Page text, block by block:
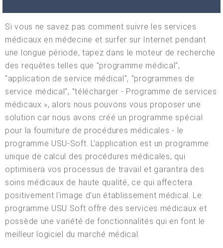
Si vous ne savez pas comment suivre les services
médicaux en médecine et surfer sur Internet pendant
une longue période, tapez dans le moteur de recherche
des requêtes telles que "programme médical",
"application de service médical", "programmes de
service médical", "télécharger - Programme de services
médicaux », alors nous pouvons vous proposer une
solution car nous avons créé un programme spécial
pour la fourniture de procédures médicales - le
programme USU-Soft. L'application est un programme
unique de calcul des procédures médicales, qui
optimisera vos processus de travail et garantira des
soins médicaux de haute qualité, ce qui affectera
positivement l'image d'un établissement médical. Le
programme USU Soft offre des services médicaux et
possède une variété de fonctionnalités qui en font le
meilleur logiciel du marché médical.